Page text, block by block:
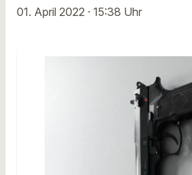
01. April 2022 · 15:38 Uhr